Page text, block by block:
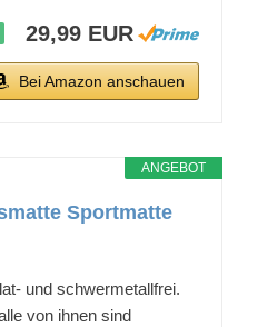
29,99 EUR
Bei Amazon anschauen
ANGEBOT
Sportmatte
und schwermetallfrei.
von ihnen sind